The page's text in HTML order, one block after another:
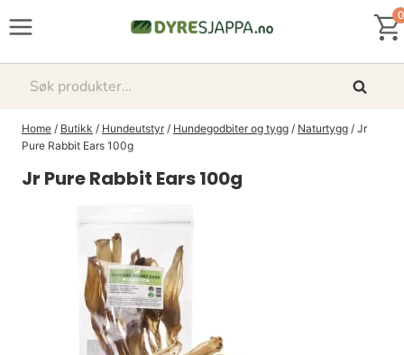
0
Søk
Søk
Home / Butikk / Hundeutstyr / Hundegodbiter og tygg / Naturtygg / Jr
Pure Rabbit Ears 100g
Jr Pure Rabbit Ears 100g